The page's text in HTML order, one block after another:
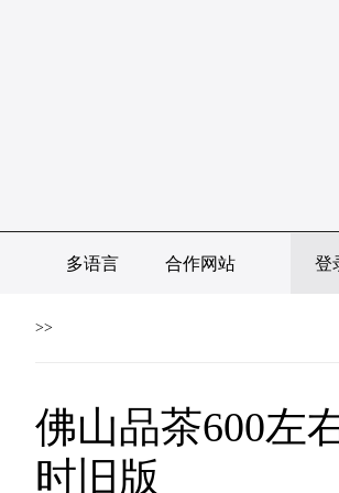
多语言 合作网站 登
>>
佛山品茶600左
时旧版